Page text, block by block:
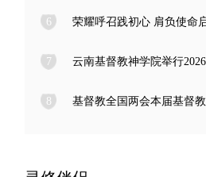
6 荣耀呼召践初心 肩负使命
7
8